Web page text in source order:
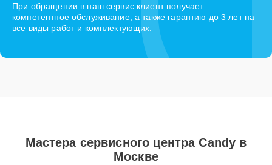
При обращении в наш сервис клиент получает
компетентное обслуживание, а также гарантию до 3 лет на
все виды работ и комплектующих.
Мастера сервисного центра Candy в
Москве